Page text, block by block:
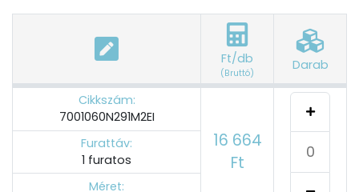
Ft/db
(Bruttó)
Darab
Cikkszám:
7001060N291M2EI
16 664
Ft
Furattáv:
1 furatos
Méret: